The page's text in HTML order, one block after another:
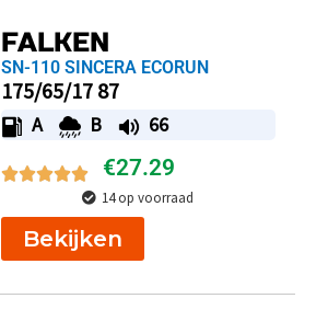
FALKEN
SN-110 SINCERA ECORUN
175/65/17 87
A B 66
€27.29
14 op voorraad
Bekijken